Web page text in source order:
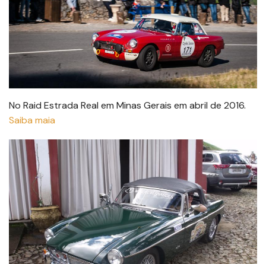
No Raid Estrada Real em Minas Gerais em abril de 2016.
Saiba maia